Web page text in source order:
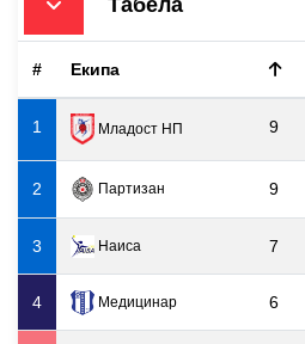
# Екипа
1 Младост НП 9
2 Партизан 9
3 Наиса 7
4 Медицинар 6